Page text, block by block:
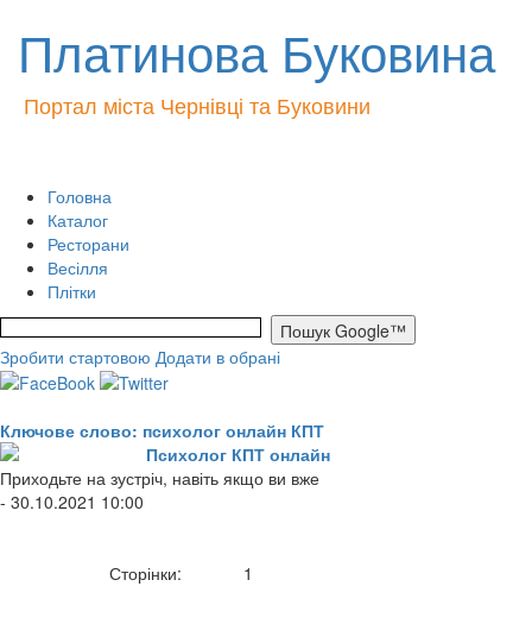
Платинова Буковина
Портал міста Чернівці та Буковини
Головна
Каталог
Ресторани
Весілля
Плітки
Зробити стартовою Додати в обрані
Ключове слово: психолог онлайн КПТ
Психолог КПТ онлайн
Приходьте на зустріч, навіть якщо ви вже
- 30.10.2021 10:00
Сторінки: 1